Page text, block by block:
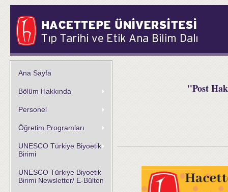
Ana Sayfa
Bölüm Hakkında
Personel
Öğretim Programları
UNESCO Türkiye Biyoetik
Birimi
UNESCO Türkiye Biyoetik
Birimi Newsletter/ E-Bülten
"Post